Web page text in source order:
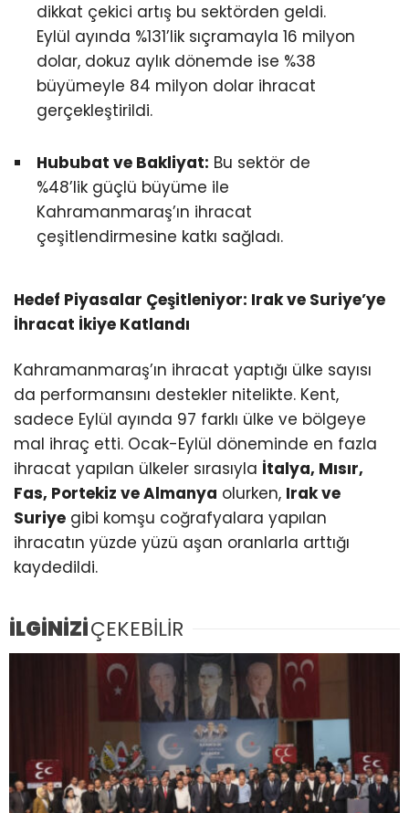
dikkat çekici artış bu sektörden geldi.
Eylül ayında %131’lik sıçramayla 16 milyon
dolar, dokuz aylık dönemde ise %38
büyümeyle 84 milyon dolar ihracat
gerçekleştirildi.
Hububat ve Bakliyat: Bu sektör de
%48’lik güçlü büyüme ile
Kahramanmaraş’ın ihracat
çeşitlendirmesine katkı sağladı.
Hedef Piyasalar Çeşitleniyor: Irak ve Suriye’ye
İhracat İkiye Katlandı
Kahramanmaraş’ın ihracat yaptığı ülke sayısı
da performansını destekler nitelikte. Kent,
sadece Eylül ayında 97 farklı ülke ve bölgeye
mal ihraç etti. Ocak-Eylül döneminde en fazla
ihracat yapılan ülkeler sırasıyla İtalya, Mısır,
Fas, Portekiz ve Almanya olurken, Irak ve
Suriye gibi komşu coğrafyalara yapılan
ihracatın yüzde yüzü aşan oranlarla arttığı
kaydedildi.
İLGİNİZİÇEKEBİLİR